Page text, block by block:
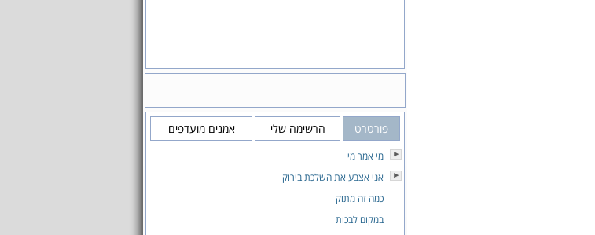
פורטרט הרשימה שלי אמנים מועדפים
מי אמר מי
אני אצבע את השלכת בירוק
כמה זה מתוק
במקום לבכות